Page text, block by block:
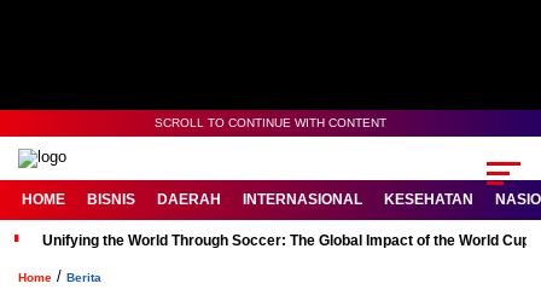
SCROLL TO CONTINUE WITH CONTENT
HOME BISNIS DAERAH INTERNASIONAL KESEHATAN
Unifying the World Through Soccer: The Global Impact of the World Cup
Home / Berita